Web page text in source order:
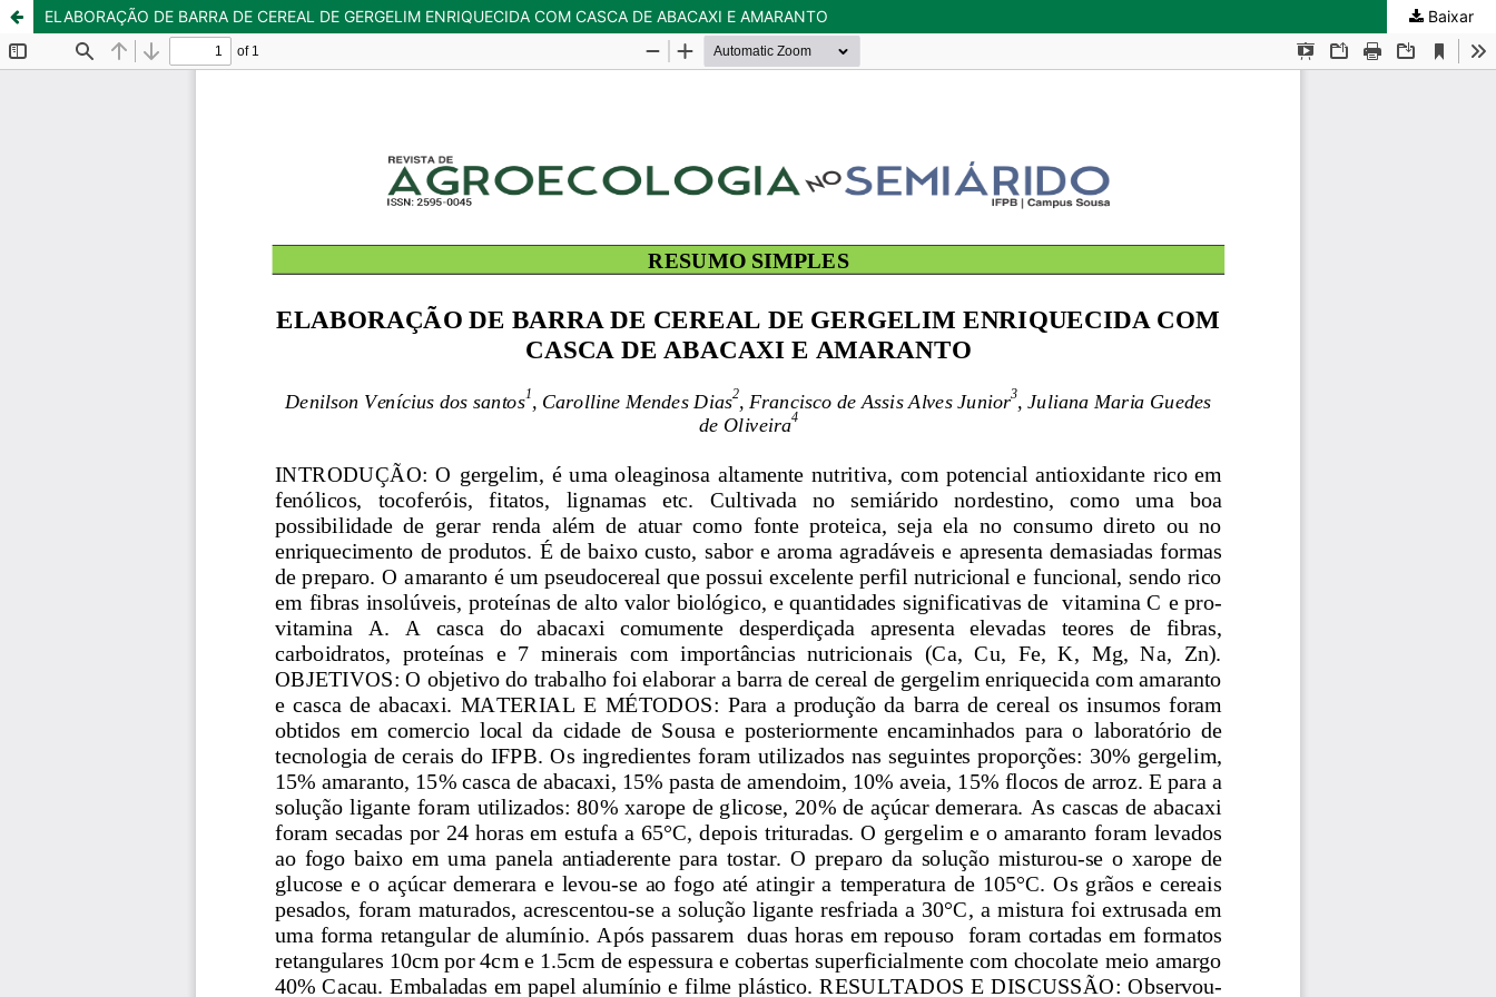
ELABORAÇÃO DE BARRA DE CEREAL DE GERGELIM ENRIQUECIDA COM CASCA DE ABACAXI E AMARANTO Baixar